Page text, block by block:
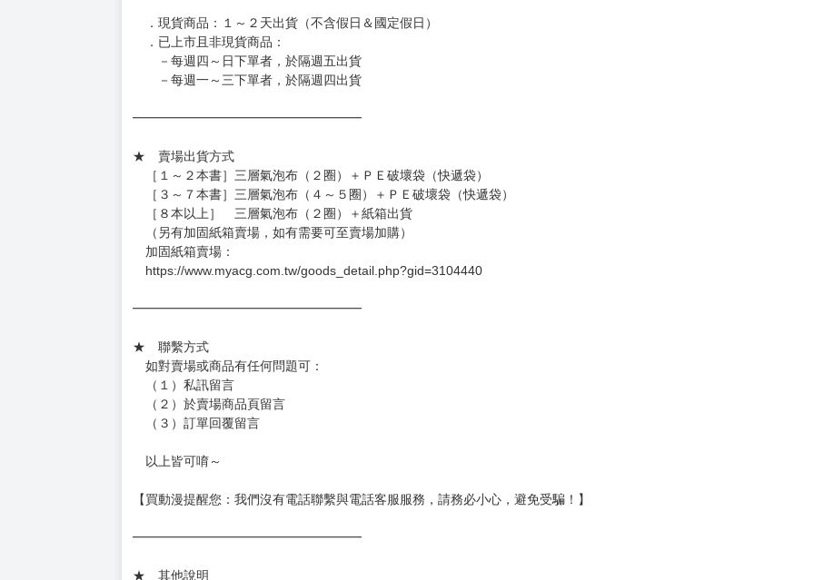
約發售後1個月-2個月抵台。
◆如遇缺貨或砍單，將另行通知並取消訂單，敬請諒解。
週一～週五 １０：００～１９：００
（假日＆國定假日休息，客服會不定時回覆）
．現貨商品：１～２天出貨（不含假日＆國定假日）
．已上市且非現貨商品：
－每週四～日下單者，於隔週五出貨
－每週一～三下單者，於隔週四出貨
★ 賣場出貨方式
［１～２本書］三層氣泡布（２圈）＋ＰＥ破壞袋（快遞袋）
［３～７本書］三層氣泡布（４～５圈）＋ＰＥ破壞袋（快遞袋）
［８本以上］ 三層氣泡布（２圈）＋紙箱出貨
（另有加固紙箱賣場，如有需要可至賣場加購）
https://www.myacg.com.tw/goods_detail.php?gid=3104440
━━━━━━━━━━━━━━━━━━
（１）私訊留言